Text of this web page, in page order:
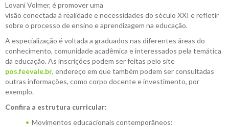
Lovani Volmer, é promover uma
visão conectada à realidade e necessidades do século XXI e refletir
sobre o processo de ensino e aprendizagem na educação.
A especialização é voltada a graduados nas diferentes áreas do
conhecimento, comunidade acadêmica e interessados pela temática
da educação. As inscrições podem ser feitas pelo site
pos.feevale.br, endereço em que também podem ser consultadas
outras informações, como corpo docente e investimento, por
exemplo.
Confira a estrutura curricular:
Movimentos educacionais contemporâneos: